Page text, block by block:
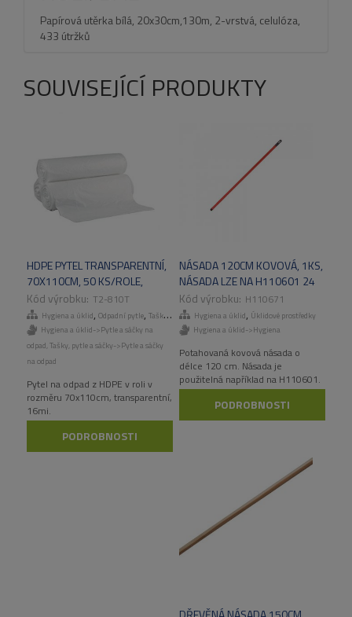
Papírová utěrka bílá, 20x30cm,130m, 2-vrstvá, celulóza,
433 útržků
SOUVISEJÍCÍ PRODUKTY
HDPE PYTEL TRANSPARENTNÍ,
70X110CM, 50 KS/ROLE,
500KS/KART T2-810T
Hygiena a úklid, Odpadní pytle, Tašky, pytle a sáčky ,Odpadní pytle
Hygiena a úklid->Pytle a sáčky na
odpad Tašky, pytle a sáčky->Pytle a sáčky
na odpad
Pytel na odpad z HDPE v roli v
rozměru 70x110cm, transparentní,
16mi.
PODROBNOSTI
NÁSADA 120CM KOVOVÁ, 1KS,
NÁSADA LZE NA H110601 24
KS/KRT
H110671
Hygiena a úklid, Úklidové prostředky
Hygiena a úklid->Hygiena
Potahovaná kovová násada o
délce 120 cm. Násada je
použitelná například na H110601.
PODROBNOSTI